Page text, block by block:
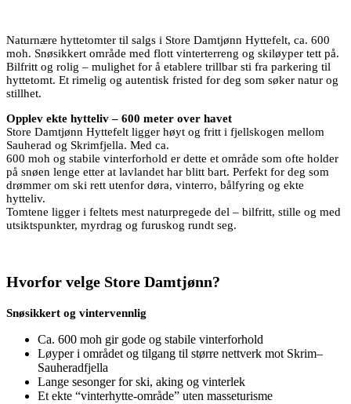
Naturnære hyttetomter til salgs i Store Damtjønn Hyttefelt, ca. 600
moh. Snøsikkert område med flott vinterterreng og skiløyper tett på.
Bilfritt og rolig – mulighet for å etablere trillbar sti fra parkering til
hyttetomt. Et rimelig og autentisk fristed for deg som søker natur og
stillhet.
Opplev ekte hytteliv – 600 meter over havet
Store Damtjønn Hyttefelt ligger høyt og fritt i fjellskogen mellom
Sauherad og Skrimfjella. Med ca.
600 moh og stabile vinterforhold er dette et område som ofte holder
på snøen lenge etter at lavlandet har blitt bart. Perfekt for deg som
drømmer om ski rett utenfor døra, vinterro, bålfyring og ekte
hytteliv.
Tomtene ligger i feltets mest naturpregede del – bilfritt, stille og med
utsiktspunkter, myrdrag og furuskog rundt seg.
Hvorfor velge Store Damtjønn?
Snøsikkert og vintervennlig
Ca. 600 moh gir gode og stabile vinterforhold
Løyper i området og tilgang til større nettverk mot Skrim–
Sauheradfjella
Lange sesonger for ski, aking og vinterlek
Et ekte “vinterhytte-område” uten masseturisme